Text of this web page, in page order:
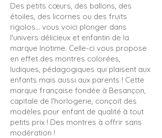
Des petits cœurs, des ballons, des
étoiles, des licornes ou des fruits
rigolos… vous voici plonger dans
l'univers délicieux et enfantin de la
marque Inotime. Celle-ci vous propose
en effet des montres colorées,
ludiques, pédagogiques qui plaisent aux
enfants mais aussi aux parents ! Cette
marque française fondée à Besançon,
capitale de l'horlogerie, conçoit des
modèles pour enfant de qualité à tout
petits prix ! Des montres à offrir sans
modération !